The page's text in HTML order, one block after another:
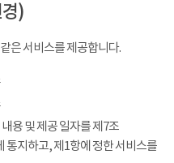
)
은 서비스를 제공합니다.
용 및 제공 일자를 제7조
통지하고, 제1항에 정한 서비스를